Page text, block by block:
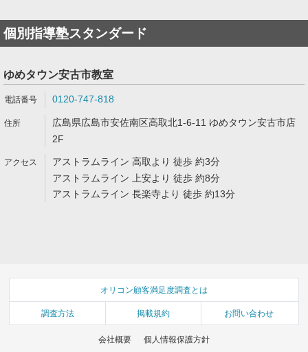
個別指導塾スタンダード
ゆめタウン安古市教室
0120-747-818
広島県広島市安佐南区高取北1-6-11 ゆめタウン安古市店
2F
アストラムライン 高取より 徒歩 約3分
アストラムライン 上安より 徒歩 約8分
アストラムライン 長楽寺より 徒歩 約13分
オリコン顧客満足度調査とは
調査方法 掲載規約 お問い合わせ
会社概要 個人情報保護方針